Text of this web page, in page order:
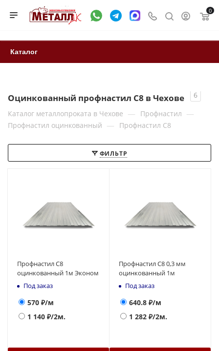
0
Каталог
Оцинкованный профнастил С8 в Чехове
6
Каталог металлопроката в Чехове — Профнастил —
Профнастил оцинкованный — Профнастил С8
ФИЛЬТР
Профнастил С8
оцинкованный 1м Эконом
Под заказ
570 ₽/м
1 140 ₽/2м.
Профнастил С8 0,3 мм
оцинкованный 1м
Под заказ
640.8 ₽/м
1 282 ₽/2м.